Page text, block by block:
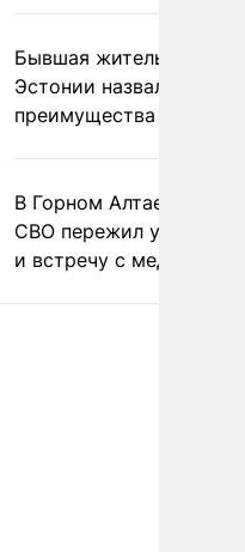
Бывшая жительница
Эстонии назвала
преимущества России
В Горном Алтае
СВО пережил удар
и встречу с медведем